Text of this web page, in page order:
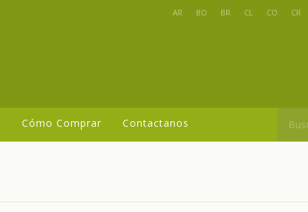
AR BO BR CL CO CR
Cómo Comprar Contactanos